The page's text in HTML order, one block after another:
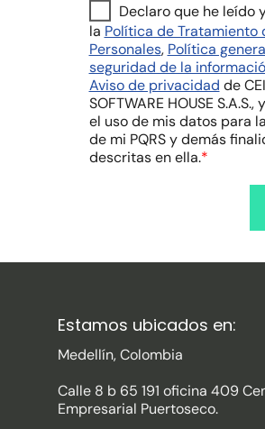
Declaro que he leído
la Política de Tratamiento
Personales, Política
seguridad de la
Aviso de privacidad de
SOFTWARE HOUSE
el uso de mis datos para
de mi PQRS y demás
descritas en ella.*
Estamos ubicados en:
Medellín, Colombia
Calle 8 b 65 191 oficina 409
Empresarial Puertoseco.